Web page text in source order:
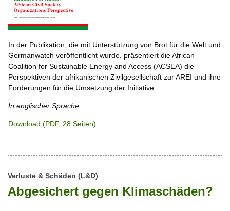
In der Publikation, die mit Unterstützung von Brot für die Welt und
Germanwatch veröffentlicht wurde, präsentiert die African
Coalition for Sustainable Energy and Access (ACSEA) die
Perspektiven der afrikanischen Zivilgesellschaft zur AREI und ihre
Forderungen für die Umsetzung der Initiative.
In englischer Sprache
Download (PDF, 28 Seiten)
Verluste & Schäden (L&D)
Abgesichert gegen Klimaschäden?